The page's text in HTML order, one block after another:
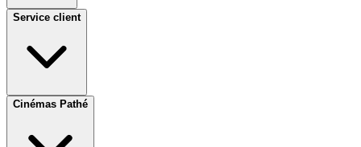
Service client
Cinémas Pathé